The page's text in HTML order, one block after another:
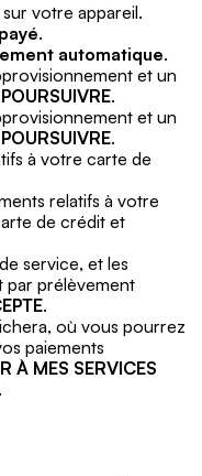
sur votre appareil.
.
automatique.
et un
POURSUIVRE.
et un
POURSUIVRE.
à votre carte de
relatifs à votre
de crédit et
service, et les
par prélèvement
.
où vous pourrez
paiements
À MES SERVICES